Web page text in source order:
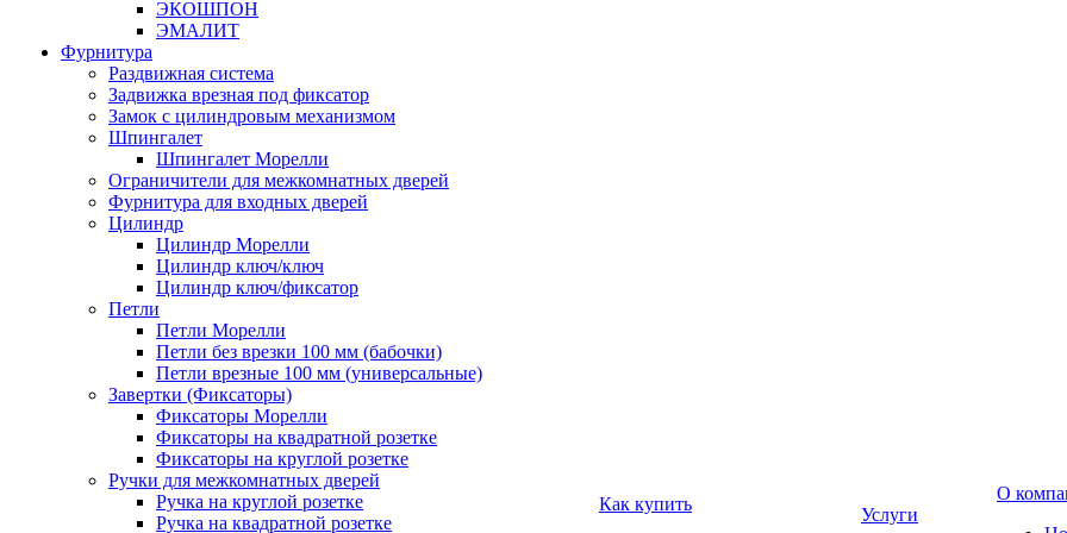
ЭКОШПОН
ЭМАЛИТ
Фурнитура
Раздвижная система
Задвижка врезная под фиксатор
Замок с цилиндровым механизмом
Шпингалет
Шпингалет Морелли
Ограничители для межкомнатных дверей
Фурнитура для входных дверей
Цилиндр
Цилиндр Морелли
Цилиндр ключ/ключ
Цилиндр ключ/фиксатор
Петли
Петли Морелли
Петли без врезки 100 мм (бабочки)
Петли врезные 100 мм (универсальные)
Завертки (Фиксаторы)
Фиксаторы Морелли
Фиксаторы на квадратной розетке
Фиксаторы на круглой розетке
Ручки для межкомнатных дверей
Ручка на круглой розетке
Ручка на квадратной розетке
Как купить
Услуги
О